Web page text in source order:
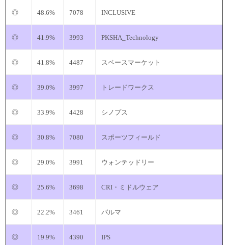
◎ 48.6% 7078 INCLUSIVE
◎ 41.9% 3993 PKSHA_Technology
◎ 41.8% 4487 スペースマーケット
◎ 39.0% 3997 トレードワークス
◎ 33.9% 4428 シノプス
◎ 30.8% 7080 スポーツフィールド
◎ 29.0% 3991 ウォンテッドリー
◎ 25.6% 3698 CRI・ミドルウェア
◎ 22.2% 3461 パルマ
◎ 19.9% 4390 IPS